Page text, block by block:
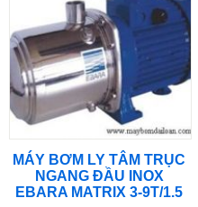
MÁY BƠM LY TÂM TRỤC
NGANG ĐẦU INOX
EBARA MATRIX 3-9T/1.5